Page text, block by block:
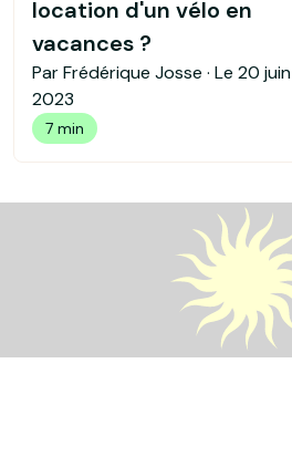
location d'un vélo en
vacances ?
Par Frédérique Josse · Le 20 juin
2023
7 min